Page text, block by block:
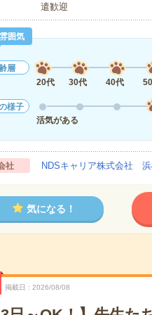
遣歓迎
囲気
層
20代
30代 40代
様子
活気がある
社 NDSキャリア株式会社 浜
気になる！
掲載日 2026/08/08